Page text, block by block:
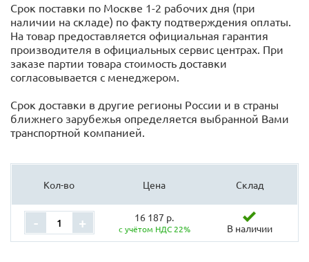
Срок поставки по Москве 1-2 рабочих дня (при
наличии на складе) по факту подтверждения оплаты.
На товар предоставляется официальная гарантия
производителя в официальных сервис центрах. При
заказе партии товара стоимость доставки
согласовывается с менеджером.
Срок доставки в другие регионы России и в страны
ближнего зарубежья определяется выбранной Вами
транспортной компанией.
Кол-во Цена Склад
- + 16 187 р.
с учётом НДС 22% В наличии